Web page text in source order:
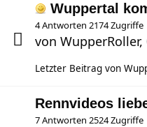
Wuppertal
4 Antworten 2174 Zugriffe
von WupperRoller,
Letzter Beitrag von
Rennvideos
7 Antworten 2524 Zugriffe